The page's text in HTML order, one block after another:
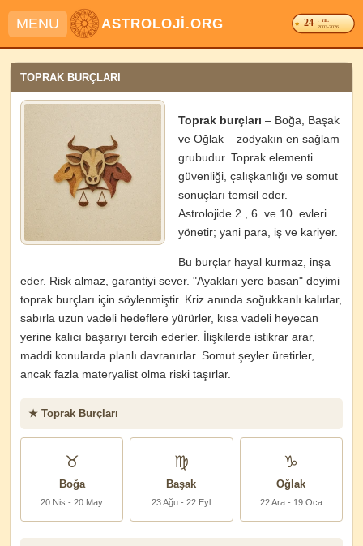
MENU ASTROLOJİ.ORG 24 . YIL
2003-2026
TOPRAK BURÇLARI
Toprak burçları – Boğa, Başak
ve Oğlak – zodyakın en sağlam
grubudur. Toprak elementi
güvenliği, çalışkanlığı ve somut
sonuçları temsil eder.
Astrolojide 2., 6. ve 10. evleri
yönetir; yani para, iş ve kariyer.
Bu burçlar hayal kurmaz, inşa
eder. Risk almaz, garantiyi sever. "Ayakları yere basan" deyimi
toprak burçları için söylenmiştir. Kriz anında soğukkanlı kalırlar,
sabırla uzun vadeli hedeflere yürürler, kısa vadeli heyecan
yerine kalıcı başarıyı tercih ederler. İlişkilerde istikrar arar,
maddi konularda planlı davranırlar. Somut şeyler üretirler,
ancak fazla materyalist olma riski taşırlar.
★ Toprak Burçları
♉
Boğa
20 Nis - 20 May
♍
Başak
23 Ağu - 22 Eyl
♑
Oğlak
22 Ara - 19 Oca